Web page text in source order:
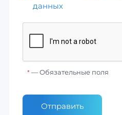
данных
* — Обязательные поля
Отправить